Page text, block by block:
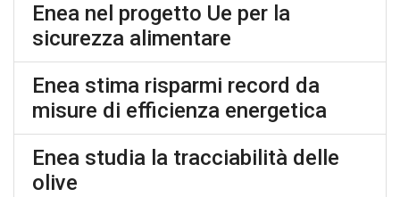
Enea nel progetto Ue per la
sicurezza alimentare
Enea stima risparmi record da
misure di efficienza energetica
Enea studia la tracciabilità delle
olive